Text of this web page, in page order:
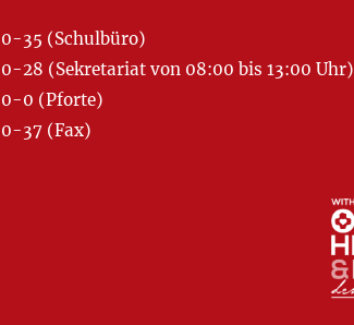
35 (Schulbüro)
28 (Sekretariat von 08:00 bis 13:00 Uhr)
0 (Pforte)
37 (Fax)